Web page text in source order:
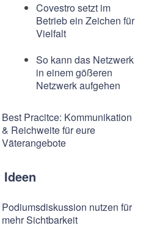
Covestro setzt im
Betrieb ein Zeichen für
Vielfalt
So kann das Netzwerk
in einem gößeren
Netzwerk aufgehen
Best Pracitce: Kommunikation
& Reichweite für eure
Väterangebote
Ideen
Podiumsdiskussion nutzen für
mehr Sichtbarkeit